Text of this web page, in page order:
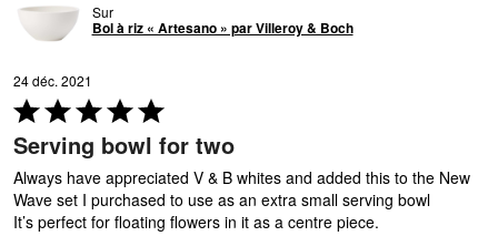
Sur
Bol à riz « Artesano » par Villeroy & Boch
24 déc. 2021
Coté
5 sur
5
Serving bowl for two
Always have appreciated V & B whites and added this to the New
Wave set I purchased to use as an extra small serving bowl
It’s perfect for floating flowers in it as a centre piece.